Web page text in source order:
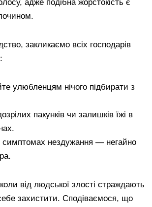
адже подібна жорстокість є
закликаємо всіх господарів
улюбленцям нічого підбирати з
пакунків чи залишків їжі в
нездужання — негайно
від людської злості страждають
захистити. Сподіваємося, що